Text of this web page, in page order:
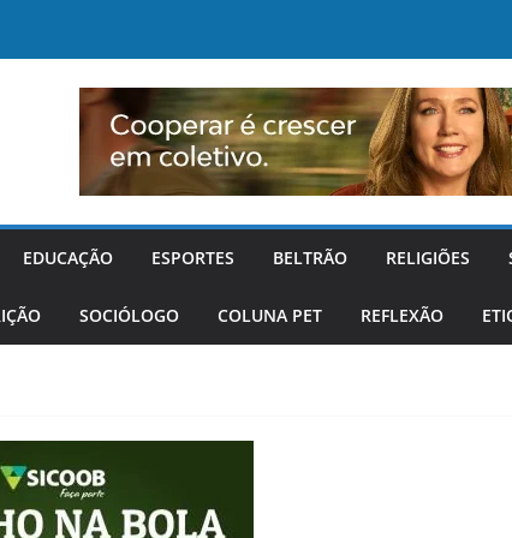
EDUCAÇÃO ESPORTES BELTRÃO RELIGIÕES
SOCIÓLOGO COLUNA PET REFLEXÃO